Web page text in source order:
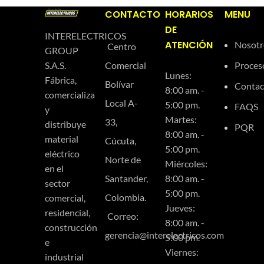
INTERELECTRICOS
GROUP
S.A.S.
Fábrica,
comercializa
y
distribuye
material
eléctrico
en el
sector
comercial,
residencial,
construcción
e
industrial
CONTACTO
Centro
Comercial
Bolívar
Local A-
33,
Cúcuta,
Norte de
Santander,
Colombia.
Correo:
gerencia@interelectricos.com
HORARIOS
DE
ATENCIÓN
Lunes:
8:00 am. -
5:00 pm.
Martes:
8:00 am. -
5:00 pm.
Miércoles:
8:00 am. -
5:00 pm.
Jueves:
8:00 am. -
5:00 pm.
Viernes:
MENU
FAQS
PQR